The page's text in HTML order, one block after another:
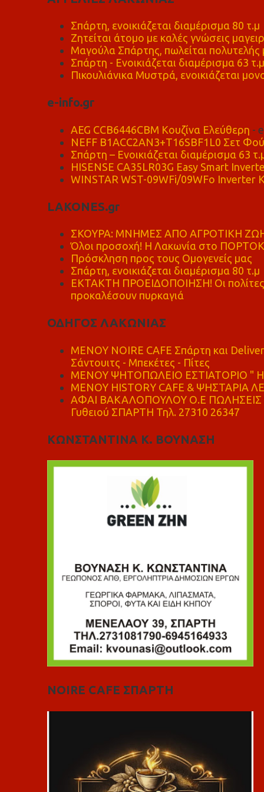
Σπάρτη, ενοικιάζεται διαμέρισμα 80 τ.μ
Ζητείται άτομο με καλές γνώσεις
Μαγούλα Σπάρτης, πωλείται πολυτελής
Σπάρτη - Ενοικιάζεται διαμέρισμα 63 τ.μ
Πικουλιάνικα Μυστρά, ενοικιάζεται
e-info.gr
AEG CCB6446CBM Κουζίνα Ελεύθερη -
NEFF B1ACC2AN3+T16SBF1L0 Σετ
Σπάρτη – Ενοικιάζεται διαμέρισμα 63
HISENSE CA35LR03G Easy Smart
WINSTAR WST-09WFi/09WFo Inverter
LAKONES.gr
ΣΚΟΥΡΑ: ΜΝΗΜΕΣ ΑΠΟ ΑΓΡΟΤΙΚΗ
Όλοι προσοχή! Η Λακωνία στο
Πρόσκληση προς τους Ομογενείς μας
Σπάρτη, ενοικιάζεται διαμέρισμα 80 τ.μ
ΕΚΤΑΚΤΗ ΠΡΟΕΙΔΟΠΟΙΗΣΗ! Οι πολίτες
προκαλέσουν πυρκαγιά
ΟΔΗΓΟΣ ΛΑΚΩΝΙΑΣ
MENOY NOIRE CAFE Σπάρτη και
Σάντουιτς - Μπεκέτες - Πίτες
ΜΕΝΟΥ ΨΗΤΟΠΩΛΕΙΟ ΕΣΤΙΑΤΟΡΙΟ "
ΜΕΝΟΥ HISTORY CAFE & ΨΗΣΤΑΡΙΑ
ΑΦΑΙ ΒΑΚΑΛΟΠΟΥΛΟΥ Ο.Ε ΠΩΛΗΣΕΙΣ
Γυθειού ΣΠΑΡΤΗ Τηλ. 27310 26347
ΚΩΝΣΤΑΝΤΙΝΑ Κ. ΒΟΥΝΑΣΗ
NOIRE CAFE ΣΠΑΡΤΗ